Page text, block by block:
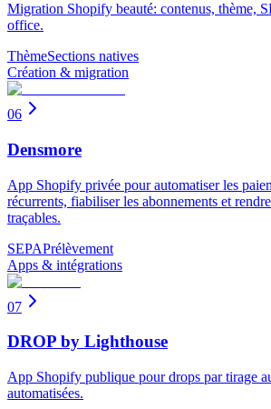
Migration Shopify beauté: contenus, thème,
office.
ThèmeSections natives
Création & migration
06
Densmore
App Shopify privée pour automatiser les
récurrents, fiabiliser les abonnements et
traçables.
SEPAPrélèvement
Apps & intégrations
07
DROP by Lighthouse
App Shopify publique pour drops par tirage
automatisées.